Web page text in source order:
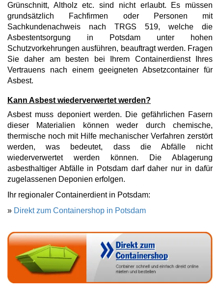
Grünschnitt, Altholz etc. sind nicht erlaubt. Es müssen
grundsätzlich Fachfirmen oder Personen mit
Sachkundenachweis nach TRGS 519, welche die
Asbestentsorgung in Potsdam unter hohen
Schutzvorkehrungen ausführen, beauftragt werden. Fragen
Sie daher am besten bei Ihrem Containerdienst Ihres
Vertrauens nach einem geeigneten Absetzcontainer für
Asbest.
Kann Asbest wiederverwertet werden?
Asbest muss deponiert werden. Die gefährlichen Fasern
dieser Materialien können weder durch chemische,
thermische noch mit Hilfe mechanischer Verfahren zerstört
werden, was bedeutet, dass die Abfälle nicht
wiederverwertet werden können. Die Ablagerung
asbesthaltiger Abfälle in Potsdam darf daher nur in dafür
zugelassenen Deponien erfolgen.
Ihr regionaler Containerdient in Potsdam:
» Direkt zum Containershop in Potsdam